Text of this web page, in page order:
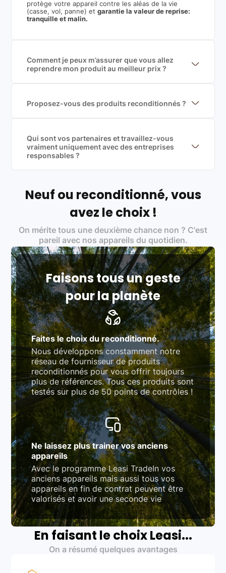
protège votre appareil contre les aléas de la vie
(casse, vol, panne) etgarantie la valeur de reprise:
tranquille et malin.
Comment je peux m’assurer que vous allez
reprendre mon produit au meilleur prix ?
garantir le meilleur prix de rachat. De plus, nous
sommes rémunéré à la commission sur la valeur de
Proposez-vous des produits reconditionnés ?
produits officiels de grandes marques et du
reconditionné de haute qualité
Qui sont vos partenaires et travaillez-vous
vraiment uniquement avec des entreprises
responsables ?
Labels environnementaux & qualité de nos partenaires
traitement des déchets électroniques (DEEE)
Produits testés et vérifiés selon des standards
rigoureux (80 à 100 points de contrôle en
fonction des produits)
Respect des normes RAEE, RoHS, et du
référentiel QualiRepar (bonus réparation)
Neuf ou reconditionné, vous
avez le choix !
On mérite tous une deuxième chance non ? C'est
pareil avec nos appareils du quotidien.
Faisons tous un geste
pour la planète
Faites le choix du reconditionné.
Nous développons constamment notre
réseau de fournisseur de produits
reconditionnés pour vous offrir toujours
plus de références. Tous ces produits sont
testés sur plus de 50 points de contrôles !
Ne laissez plus trainer vos anciens
appareils
Avec le programme Leasi TradeIn vos
anciens appareils mais aussi tous vos
appareils en fin de contrat peuvent être
valorisés et avoir une seconde vie
En faisant le choix Leasi...
On a résumé quelques avantages